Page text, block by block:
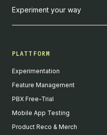
Experiment your way
PLATTFORM
Experimentation
Feature Management
PBX Free-Trial
Mobile App Testing
Product Reco & Merch